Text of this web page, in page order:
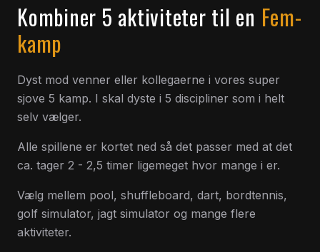
Kombiner 5 aktiviteter til en Fem-
kamp
Dyst mod venner eller kollegaerne i vores super
sjove 5 kamp. I skal dyste i 5 discipliner som i helt
selv vælger.
Alle spillene er kortet ned så det passer med at det
ca. tager 2 - 2,5 timer ligemeget hvor mange i er.
Vælg mellem pool, shuffleboard, dart, bordtennis,
golf simulator, jagt simulator og mange flere
aktiviteter.